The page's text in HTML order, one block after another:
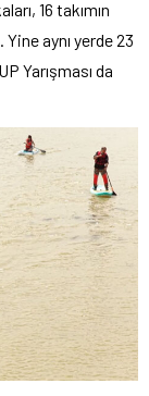
16 takımın
aynı yerde 23
Yarışması da